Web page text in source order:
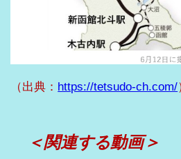
（出典： https://tetsudo-ch.com/
＜関連する動画＞